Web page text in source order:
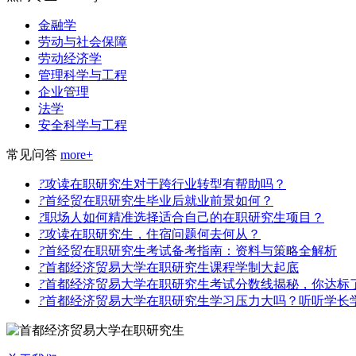
金融学
劳动与社会保障
劳动经济学
管理科学与工程
企业管理
法学
安全科学与工程
常见问答 more+
?攻读在职研究生对于跨行业转型有帮助吗？
?首经贸在职研究生毕业后就业前景如何？
?职场人如何精准选择适合自己的在职研究生项目？
?攻读在职研究生，住宿问题何去何从？
?首经贸在职研究生考试备考指南：资料与策略全解析
?首都经济贸易大学在职研究生课程学制大起底
?首都经济贸易大学在职研究生考试分数线揭秘，你达标
?首都经济贸易大学在职研究生学习压力大吗？听听学长